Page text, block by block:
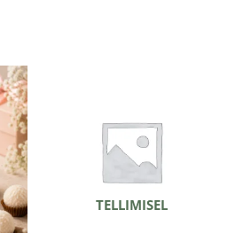
TELLIMISEL